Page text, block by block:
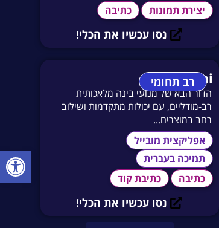
יצירת תמונות
כתיבה
נסו עכשיו את הכלי!
רב תחומי
Gemini
הדור הבא של מנועי בינה מלאכותית
רב-מודליים, עם יכולות מתקדמות ושילוב
רחב במוצרים...
אפליקצית מובייל
תמיכה בעברית
כתיבה
כתיבת קוד
נסו עכשיו את הכלי!
פתח